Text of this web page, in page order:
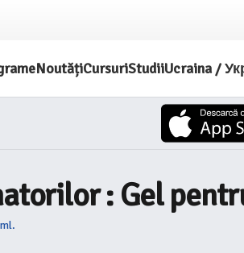
NoutățiCursuriStudiiUcraina /
: Gel